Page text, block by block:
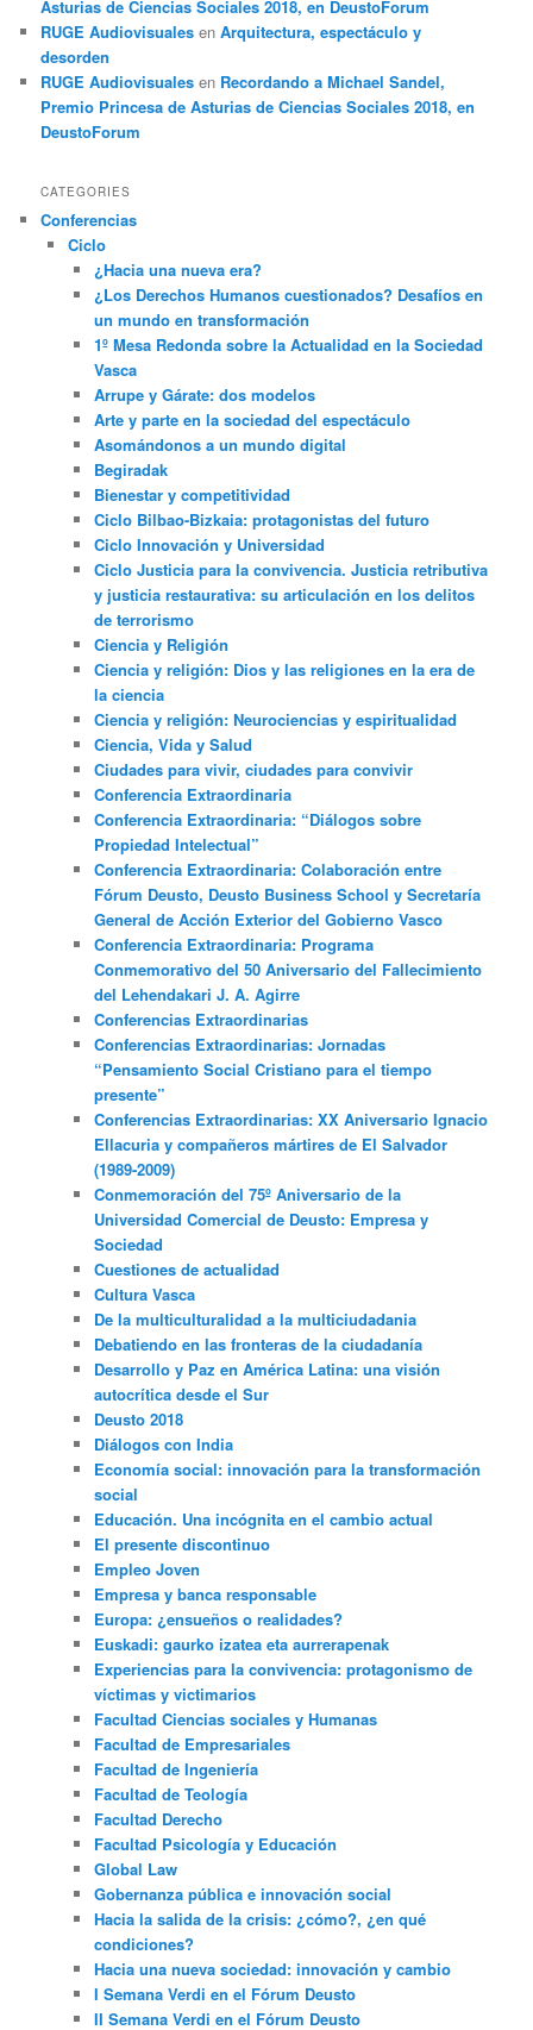
Asturias de Ciencias Sociales 2018, en DeustoForum
RUGE Audiovisuales enArquitectura, espectáculo y
desorden
RUGE Audiovisuales en Recordando a Michael Sandel,
Premio Princesa de Asturias de Ciencias Sociales 2018, en
DeustoForum
CATEGORIES
Conferencias
Ciclo
¿Hacia una nueva era?
¿Los Derechos Humanos cuestionados? Desafíos en
un mundo en transformación
1º Mesa Redonda sobre la Actualidad en la Sociedad
Vasca
Arrupe y Gárate: dos modelos
Arte y parte en la sociedad del espectáculo
Asomándonos a un mundo digital
Begiradak
Bienestar y competitividad
Ciclo Bilbao-Bizkaia: protagonistas del futuro
Ciclo Innovación y Universidad
Ciclo Justicia para la convivencia. Justicia retributiva
y justicia restaurativa: su articulación en los delitos
de terrorismo
Ciencia y Religión
Ciencia y religión: Dios y las religiones en la era de
la ciencia
Ciencia y religión: Neurociencias y espiritualidad
Ciencia, Vida y Salud
Ciudades para vivir, ciudades para convivir
Conferencia Extraordinaria
Conferencia Extraordinaria: “Diálogos sobre
Propiedad Intelectual”
Conferencia Extraordinaria: Colaboración entre
Fórum Deusto, Deusto Business School y Secretaría
General de Acción Exterior del Gobierno Vasco
Conferencia Extraordinaria: Programa
Conmemorativo del 50 Aniversario del Fallecimiento
del Lehendakari J. A. Agirre
Conferencias Extraordinarias
Conferencias Extraordinarias: Jornadas
“Pensamiento Social Cristiano para el tiempo
presente”
Conferencias Extraordinarias: XX Aniversario Ignacio
Ellacuria y compañeros mártires de El Salvador
(1989-2009)
Conmemoración del 75º Aniversario de la
Universidad Comercial de Deusto: Empresa y
Sociedad
Cuestiones de actualidad
Cultura Vasca
De la multiculturalidad a la multiciudadania
Debatiendo en las fronteras de la ciudadanía
Desarrollo y Paz en América Latina: una visión
autocrítica desde el Sur
Deusto 2018
Diálogos con India
Economía social: innovación para la transformación
social
Educación. Una incógnita en el cambio actual
El presente discontinuo
Empleo Joven
Empresa y banca responsable
Europa: ¿ensueños o realidades?
Euskadi: gaurko izatea eta aurrerapenak
Experiencias para la convivencia: protagonismo de
víctimas y victimarios
Facultad Ciencias sociales y Humanas
Facultad de Empresariales
Facultad de Ingeniería
Facultad de Teología
Facultad Derecho
Facultad Psicología y Educación
Global Law
Gobernanza pública e innovación social
Hacia la salida de la crisis: ¿cómo?, ¿en qué
condiciones?
Hacia una nueva sociedad: innovación y cambio
I Semana Verdi en el Fórum Deusto
II Semana Verdi en el Fórum Deusto